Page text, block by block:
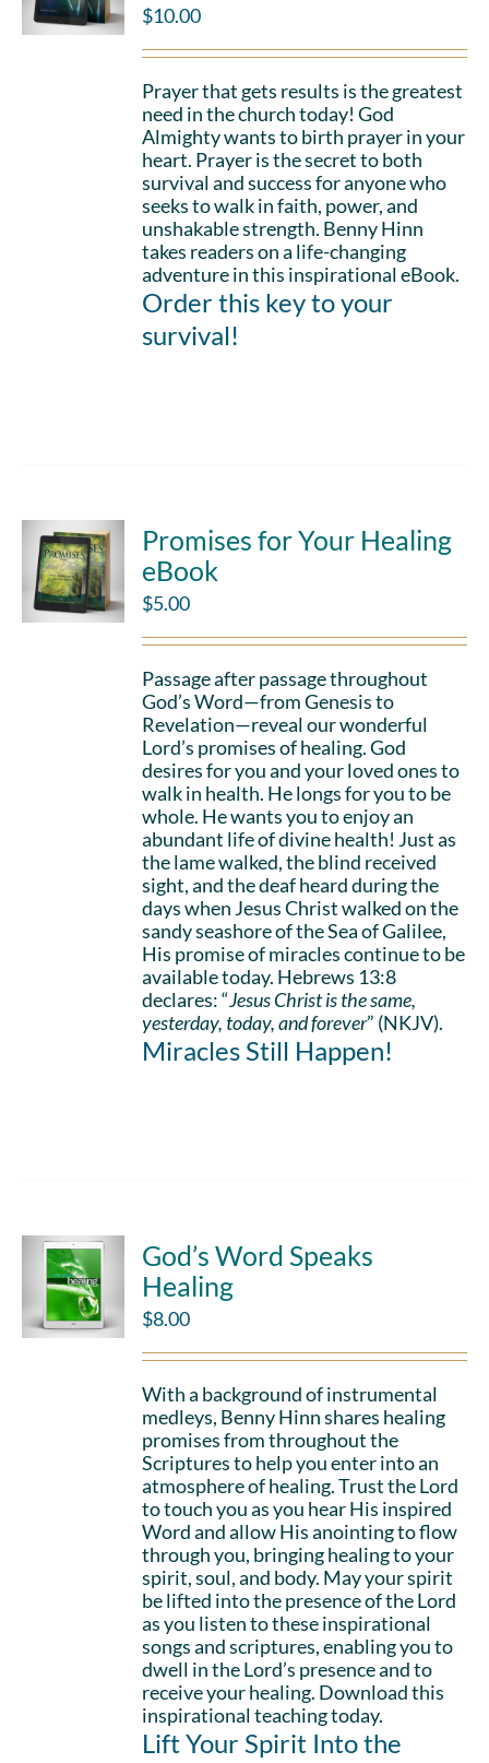
$10.00
Prayer that gets results is the greatest
need in the church today! God
Almighty wants to birth prayer in your
heart. Prayer is the secret to both
survival and success for anyone who
seeks to walk in faith, power, and
unshakable strength. Benny Hinn
takes readers on a life-changing
adventure in this inspirational eBook.
Order this key to your
survival!
Promises for Your Healing
eBook
$5.00
Passage after passage throughout
God’s Word—from Genesis to
Revelation—reveal our wonderful
Lord’s promises of healing. God
desires for you and your loved ones to
walk in health. He longs for you to be
whole. He wants you to enjoy an
abundant life of divine health! Just as
the lame walked, the blind received
sight, and the deaf heard during the
days when Jesus Christ walked on the
sandy seashore of the Sea of Galilee,
His promise of miracles continue to be
available today. Hebrews 13:8
declares: “Jesus Christ is the same,
yesterday, today, and forever” (NKJV).
Miracles Still Happen!
God’s Word Speaks
Healing
$8.00
With a background of instrumental
medleys, Benny Hinn shares healing
promises from throughout the
Scriptures to help you enter into an
atmosphere of healing. Trust the Lord
to touch you as you hear His inspired
Word and allow His anointing to flow
through you, bringing healing to your
spirit, soul, and body. May your spirit
be lifted into the presence of the Lord
as you listen to these inspirational
songs and scriptures, enabling you to
dwell in the Lord’s presence and to
receive your healing. Download this
inspirational teaching today.
Lift Your Spirit Into the